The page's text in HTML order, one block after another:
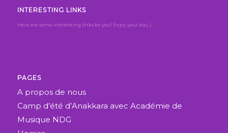
INTERESTING LINKS
Here are some interesting links for you! Enjoy your stay :)
PAGES
A propos de nous
Camp d’été d’Anakkara avec Académie de
Musique NDG